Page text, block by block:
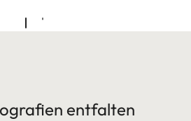
entfalten